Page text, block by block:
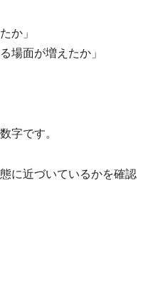
か」
場面が増えたか」
字です。
に近づいているかを確認